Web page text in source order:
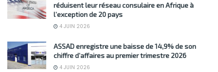
réduisent leur réseau consulaire en Afrique à
l’exception de 20 pays
4 JUIN 2026
ASSAD enregistre une baisse de 14,9% de son
chiffre d’affaires au premier trimestre 2026
4 JUIN 2026